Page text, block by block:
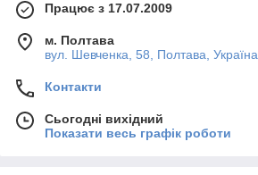
Працює з 17.07.2009
м. Полтава
вул. Шевченка, 58, Полтава, Україна
Контакти
Сьогодні вихідний
Показати весь графік роботи